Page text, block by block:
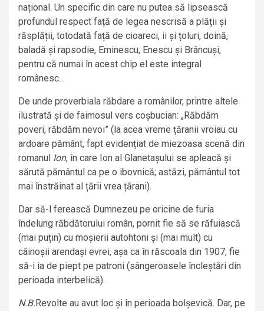
național. Un specific din care nu putea să lipsească
profundul respect față de legea nescrisă a plății și
răsplății, totodată față de cioareci, ii și țoluri, doină,
baladă și rapsodie, Eminescu, Enescu și Brâncuși,
pentru că numai în acest chip el este integral
românesc…
De unde proverbiala răbdare a românilor, printre altele
ilustrată și de faimosul vers coșbucian: „Răbdăm
poveri, răbdăm nevoi” (la acea vreme țăranii vroiau cu
ardoare pământ, fapt evidențiat de miezoasa scenă din
romanul Ion, în care Ion al Glanetașului se apleacă și
sărută pământul ca pe o ibovnică; astăzi, pământul tot
mai înstrăinat al țării vrea țărani).
Dar să-l ferească Dumnezeu pe oricine de furia
îndelung răbdătorului român, pornit fie să se răfuiască
(mai puțin) cu moșierii autohtoni și (mai mult) cu
câinoșii arendași evrei, așa ca în răscoala din 1907, fie
să-i ia de piept pe patroni (sângeroasele încleștări din
perioada interbelică).
N.B. Revolte au avut loc și în perioada bolșevică. Dar, pe